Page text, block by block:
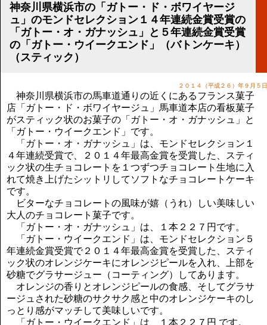
リンク集
顧問契約について
講演のご案内
武田正男の独り言
神奈川県横浜市の「ガトー・ド・ボワイヤージ
ュ」のモンドセレクション１４年連続金賞受賞の
「ガトー・オ・ガナッシュ」と５年連続金賞受賞
の「ガトー・ウイークエンド」（バトンケーキ）
（スティック）
２０１４（平成２６）年９月５日
神奈川県横浜市の馬車道通りの近くにあるフランス菓子
店「ガトー・ド・ボワイヤージュ」馬車道本店の看板菓子
がスティック状のお菓子の「ガトー・オ・ガナッシュ」と
「ガトー・ウイークエンド」です。
「ガトー・オ・ガナッシュ」は、モンドセレクション１
４年連続受賞で、２０１４年最高金賞を受賞した、スティ
ック状の生チョコレートを１つずつチョコレート生地に入
れて焼き上げたシットリしてソフトなチョコレートケーキ
です。
ビターなチョコレートの風味が嬉（うれ）しい美味しい
大人のチョコレート菓子です。
「ガトー・オ・ガナッシュ」は、１本２２７円です。
「ガトー・ウイークエンド」は、モンドセレクション５
年連続金賞受賞で２０１４年最高金賞を受賞した、スティ
ック状のオレンジケーキにオレンジピールを入れ、上部を
砂糖でグラサージュー（コーティング）してあります。
オレンジの香りとオレンジピールの食感、そしてグラサ
ージュされた砂糖のサクサク感と中のオレンジケーキのし
っとり感がマッチして美味しいです。
「ガトー・ウイークエンド」は、１本２２７円 です。